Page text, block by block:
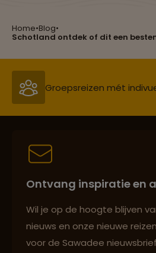
Home•Blog•
Schotland ontdek of dit een
Groepsreizen mét
Persoonlijk en deskundig
Best beoordeelde
Ontvang inspiratie en
Wil je op de hoogte blijven
nieuws en onze nieuwe
voor de Sawadee